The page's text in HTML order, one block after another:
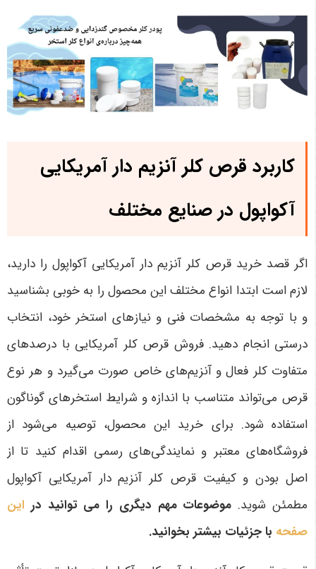
کاربرد قرص کلر آنزیم دار آمریکایی
آکواپول در صنایع مختلف
اگر قصد خرید قرص کلر آنزیم دار آمریکایی آکواپول را دارید،
لازم است ابتدا انواع مختلف این محصول را به خوبی بشناسید
و با توجه به مشخصات فنی و نیازهای استخر خود، انتخاب
درستی انجام دهید. فروش قرص کلر آمریکایی با درصدهای
متفاوت کلر فعال و آنزیم‌های خاص صورت می‌گیرد و هر نوع
قرص می‌تواند متناسب با اندازه و شرایط استخرهای گوناگون
استفاده شود. برای خرید این محصول، توصیه می‌شود از
فروشگاه‌های معتبر و نمایندگی‌های رسمی اقدام کنید تا از
اصل بودن و کیفیت قرص کلر آنزیم دار آمریکایی آکواپول
مطمئن شوید. موضوعات مهم دیگری را می توانید در این
صفحه با جزئیات بیشتر بخوانید.